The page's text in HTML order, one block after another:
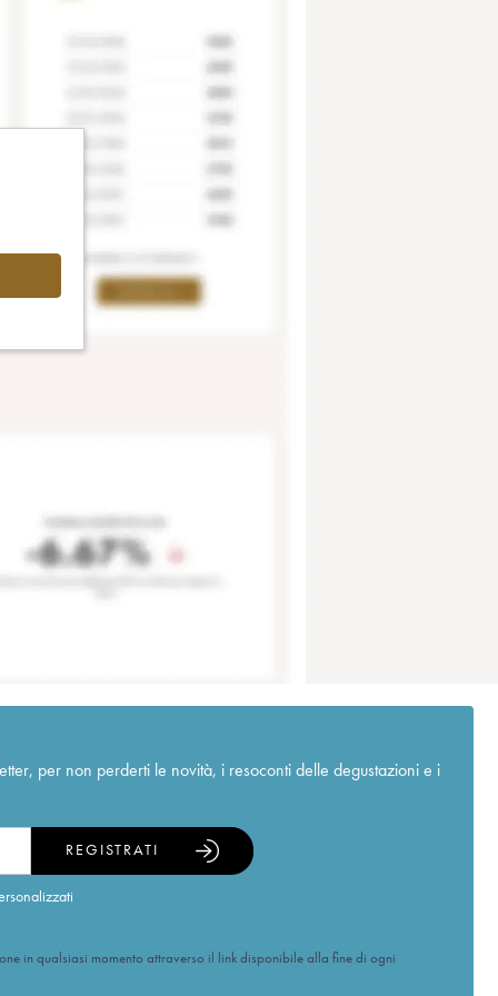
per non perderti le novità, i resoconti delle degustazioni e i
REGISTRATI
in qualsiasi momento attraverso il link disponibile alla fine di ogni